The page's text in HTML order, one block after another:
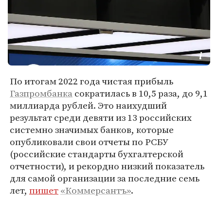
По итогам 2022 года чистая прибыль
Газпромбанкасократилась в 10,5 раза, до 9,1
миллиарда рублей. Это наихудший
результат среди девяти из 13 российских
системно значимых банков, которые
опубликовали свои отчеты по РСБУ
(российские стандарты бухгалтерской
отчетности), и рекордно низкий показатель
для самой организации за последние семь
лет, пишет«Коммерсантъ».